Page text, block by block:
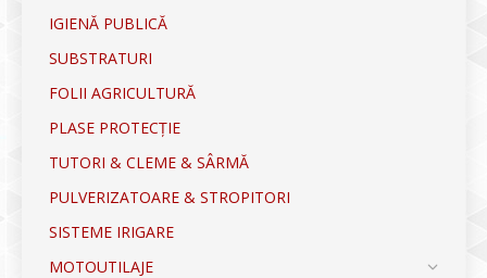
IGIENĂ PUBLICĂ
SUBSTRATURI
FOLII AGRICULTURĂ
PLASE PROTECȚIE
TUTORI & CLEME & SÂRMĂ
PULVERIZATOARE & STROPITORI
SISTEME IRIGARE
MOTOUTILAJE